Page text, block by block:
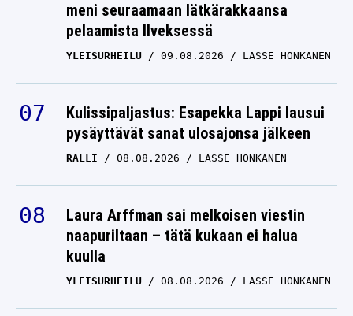
meni seuraamaan lätkärakkaansa
pelaamista Ilveksessä
YLEISURHEILU 09.08.2026 LASSE HONKANEN
Kulissipaljastus: Esapekka Lappi lausui
pysäyttävät sanat ulosajonsa jälkeen
RALLI 08.08.2026 LASSE HONKANEN
Laura Arffman sai melkoisen viestin
naapuriltaan – tätä kukaan ei halua
kuulla
YLEISURHEILU 08.08.2026 LASSE HONKANEN